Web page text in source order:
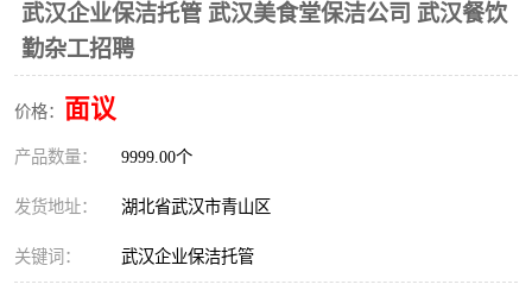
武汉企业保洁托管 武汉美食堂保洁公司 武汉餐饮
勤杂工招聘
价格： 面议
产品数量： 9999.00个
发货地址： 湖北省武汉市青山区
关键词： 武汉企业保洁托管